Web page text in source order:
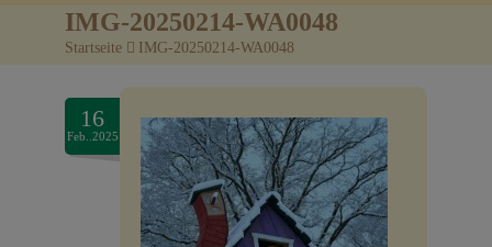
Startseite
Preise & Infos
Tickets
Attraktionen
IMG-20250214-WA0048
Startseite > IMG-20250214-WA0048
16
Feb..2025